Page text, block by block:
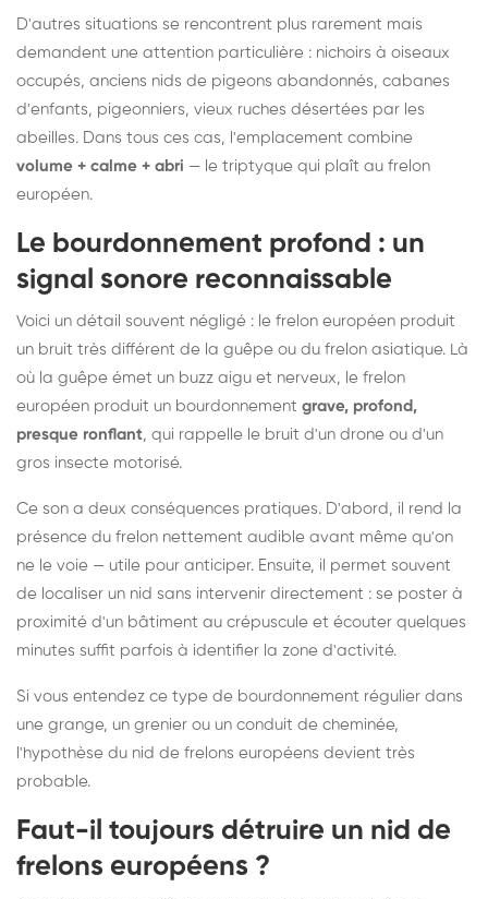
D'autres situations se rencontrent plus rarement mais
demandent une attention particulière : nichoirs à oiseaux
occupés, anciens nids de pigeons abandonnés, cabanes
d'enfants, pigeonniers, vieux ruches désertées par les
abeilles. Dans tous ces cas, l'emplacement combine
volume + calme + abri — le triptyque qui plaît au frelon
européen.
Le bourdonnement profond : un
signal sonore reconnaissable
Voici un détail souvent négligé : le frelon européen produit
un bruit très différent de la guêpe ou du frelon asiatique. Là
où la guêpe émet un buzz aigu et nerveux, le frelon
européen produit un bourdonnement grave, profond,
presque ronflant, qui rappelle le bruit d'un drone ou d'un
gros insecte motorisé.
Ce son a deux conséquences pratiques. D'abord, il rend la
présence du frelon nettement audible avant même qu'on
ne le voie — utile pour anticiper. Ensuite, il permet souvent
de localiser un nid sans intervenir directement : se poster à
proximité d'un bâtiment au crépuscule et écouter quelques
minutes suffit parfois à identifier la zone d'activité.
Si vous entendez ce type de bourdonnement régulier dans
une grange, un grenier ou un conduit de cheminée,
l'hypothèse du nid de frelons européens devient très
probable.
Faut-il toujours détruire un nid de
frelons européens ?